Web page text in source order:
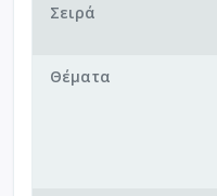
Σειρά
Θέματα